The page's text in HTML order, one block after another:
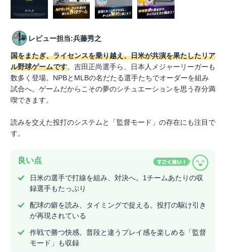
レビュー担当:兵藤秀之
国をまたぎ、ライセンスを乗り越え、日米が共演を果たしたリア
ル野球ゲームです。吉田正尚選手ら、日本人メジャーリーガーも
数多く登場。NPBとMLBの名だたる選手たちでオーダーを組み
試合へ。ゲームだからこその夢のシチュエーションを思う存分満
喫できます。
読みを交えた投打のシステムと「監督モード」の存在にも注目で
す。
良い点
日米の選手で打線を組み、対決へ。1チームあたりの収
録選手もたっぷり
配球の癖を読み、タイミングで捉える。投打の駆け引き
が再現されている
作戦で勝つ快感。普段と違うプレイ感を楽しめる「監督
モード」も収録